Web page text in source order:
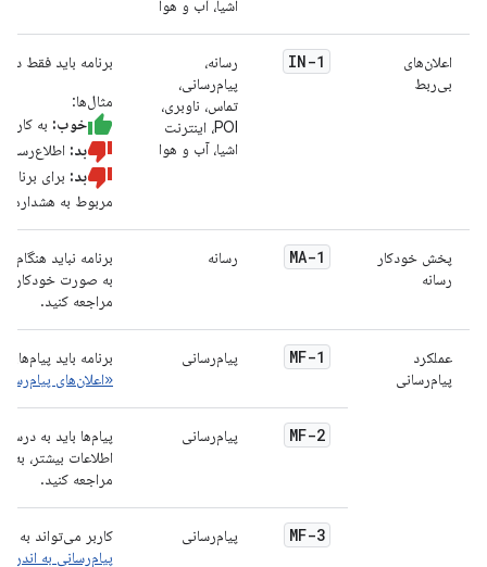
اشیا، آب و هوا
اعلان‌های
بی‌ربط
IN-1
رسانه،
پیام‌رسانی،
تماس، ناوبری،
POI، اینترنت
اشیا، آب و هوا
برنامه باید فقط در
مثال‌ها:
خوب: به
بد:
بد: برای
مربوط به
پخش خودکار
رسانه
MA-1 رسانه
برنامه نباید هنگام
به صورت خودکار
مراجعه کنید.
عملکرد
پیام‌رسانی
MF-1 پیام‌رسانی
برنامه باید
«اعلان‌های
MF-2 پیام‌رسانی
پیام‌ها باید به
اطلاعات بیشتر، به
مراجعه کنید.
MF-3 پیام‌رسانی
کاربر می‌تواند به
پیام‌رسانی به